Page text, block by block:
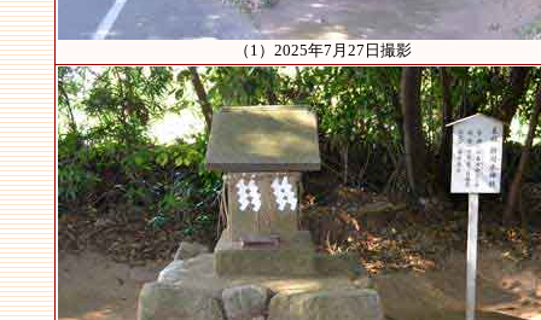
（1）2025年7月27日撮影